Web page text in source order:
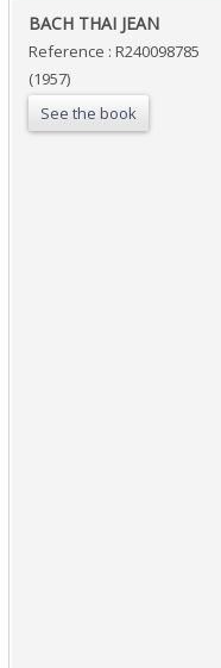
‎BACH THAI JEAN‎
Reference : R240098785
(1957)
See the book